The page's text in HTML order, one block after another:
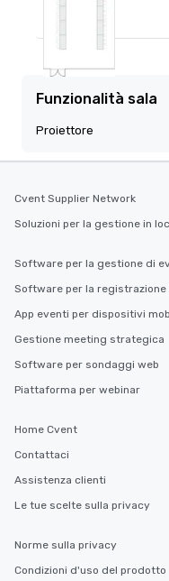
Funzionalità sala
Proiettore
Cvent Supplier Network
Soluzioni per la gestione in
Software per la gestione di
Software per la registrazione
App eventi per dispositivi
Gestione meeting strategica
Software per sondaggi web
Piattaforma per webinar
Home Cvent
Contattaci
Assistenza clienti
Le tue scelte sulla privacy
Norme sulla privacy
Condizioni d'uso del prodotto